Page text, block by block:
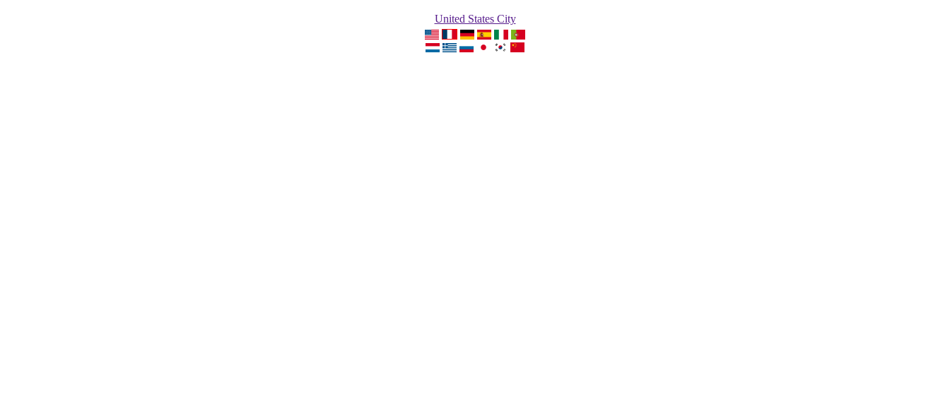
United States City